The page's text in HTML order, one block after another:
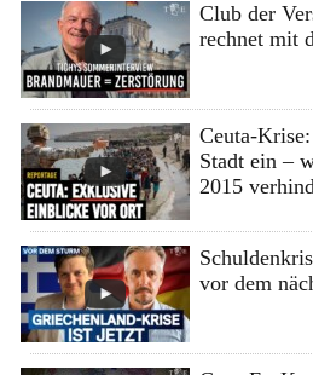
Club der
rechnet mit
Ceuta-
Stadt ein –
2015
vor dem